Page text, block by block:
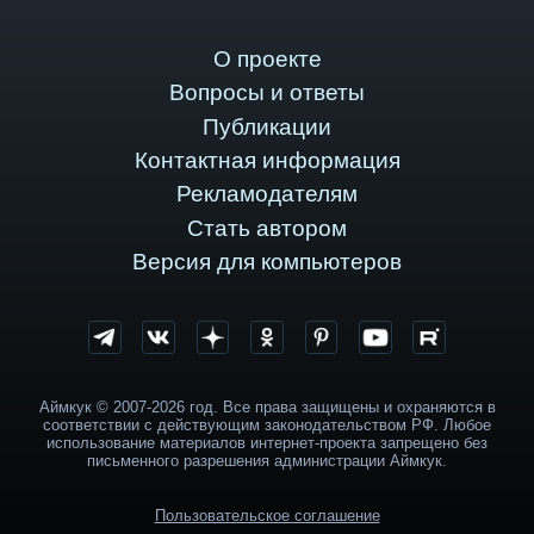
О проекте
Вопросы и ответы
Публикации
Контактная информация
Рекламодателям
Стать автором
Версия для компьютеров
Аймкук © 2007-2026 год. Все права защищены и охраняются в
соответствии с действующим законодательством РФ. Любое
использование материалов интернет-проекта запрещено без
письменного разрешения администрации Аймкук.
Пользовательское соглашение